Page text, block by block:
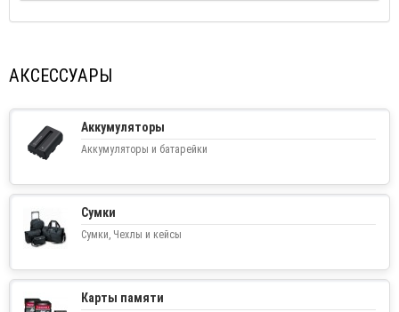
АКСЕССУАРЫ
Аккумуляторы
Аккумуляторы и батарейки
Сумки
Сумки, Чехлы и кейсы
Карты памяти